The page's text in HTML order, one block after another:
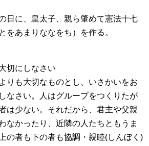
日に、皇太子、親ら肇めて憲法十七
をあまりななをち）を作る。
切にしなさい
りも大切なものとし、いさかいをお
なさい。人はグループをつくりたが
は少ない。それだから、君主や父親
なかったり、近隣の人たちともうま
の者も下の者も協調・親睦(しんぼく)